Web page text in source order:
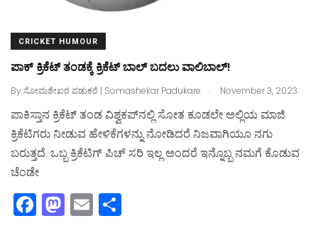
CRICKET HUMOUR
ಪಾಕ್‌ ಕ್ರಿಕೆಟ್‌ ತಂಡಕ್ಕೆ ಕ್ರಿಕೆಟ್‌ ಬಾಲ್‌ ಬದಲು ವಾಲಿಬಾಲ್‌!
Byಸೋಮಶೇಖರ ಪಡುಕರೆ | Somashekar Padukare . November 3, 2023
ಪಾಕಿಸ್ತಾನ ಕ್ರಿಕೆಟ್‌ ತಂಡ ವಿಶ್ವಕಪ್‌ನಲ್ಲಿ ಸೋತ ಕೂಡಲೇ ಅಲ್ಲಿಯ ಮಾಜಿ
ಕ್ರಿಕೆಟಿಗರು ನೀಡುವ ಹೇಳಿಕೆಗಳನ್ನು ನೋಡಿದರೆ ನಿಜವಾಗಿಯೂ ನಗು
ಬರುತ್ತದೆ. ಒಬ್ಬ ಕ್ರಿಕೆಟಿಗ್‌ ಪಿಚ್‌ ಸರಿ ಇಲ್ಲ ಅಂದರೆ ಇನ್ನೊಬ್ಬ ನಮಗೆ ಕೊಡುವ
ಚೆಂಡೇ
F M E